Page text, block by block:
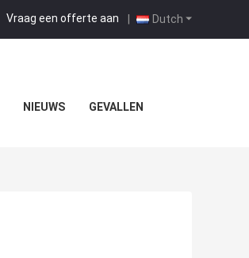
Dutch
Vraag een offerte aan |
NIEUWS GEVALLEN